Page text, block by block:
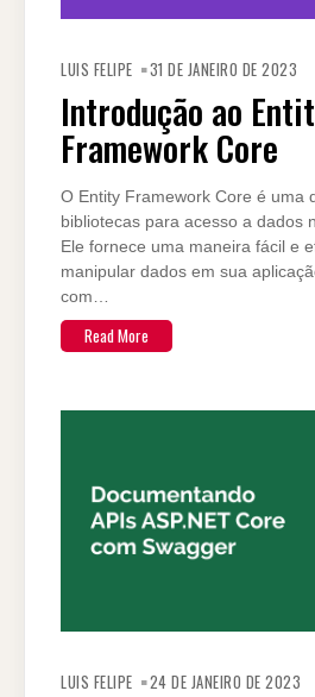
LUIS FELIPE 31 DE JANEIRO DE 2023
Introdução ao
Framework Core
O Entity Framework Core é uma
bibliotecas para acesso a dados
Ele fornece uma maneira fácil e
manipular dados em sua
com…
Read More
LUIS FELIPE 24 DE JANEIRO DE 2023